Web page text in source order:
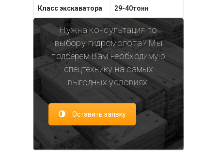
Класс экскаватора 29-40тонн
Нужна консультация по
выбору гидромолота? Мы
подберем Вам необходимую
спецтехнику на самых
выгодных условиях!
Оставить заявку